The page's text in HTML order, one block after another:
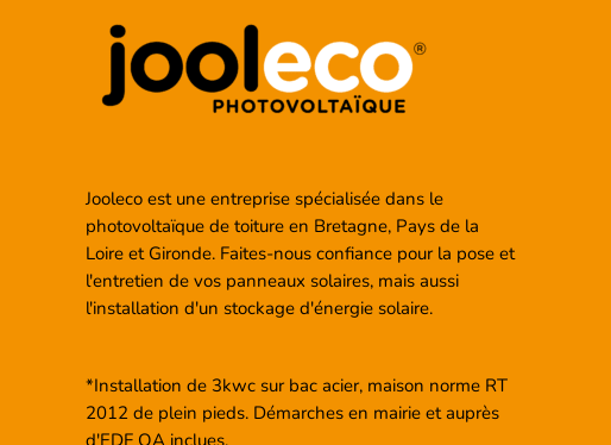
Jooleco est une entreprise spécialisée dans le
photovoltaïque de toiture en Bretagne, Pays de la
Loire et Gironde. Faites-nous confiance pour la pose et
l'entretien de vos panneaux solaires, mais aussi
l'installation d'un stockage d'énergie solaire.
*Installation de 3kwc sur bac acier, maison norme RT
2012 de plein pieds. Démarches en mairie et auprès